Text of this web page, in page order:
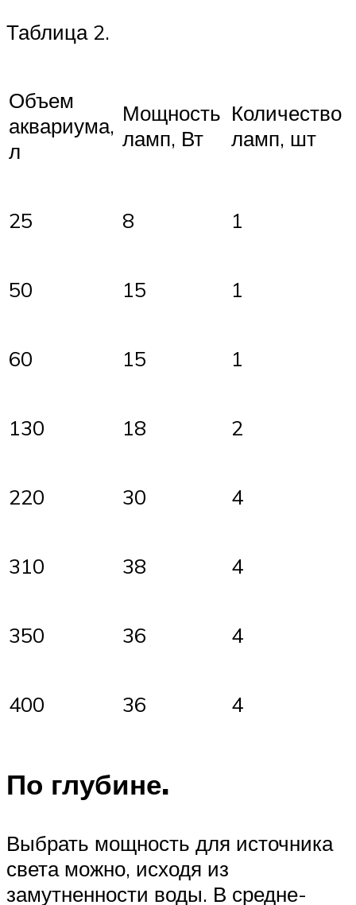
Таблица 2.
Объем
аквариума,
л
Мощность
ламп, Вт
Количество
ламп, шт
25 8 1
50 15 1
60 15 1
130 18 2
220 30 4
310 38 4
350 36 4
400 36 4
По глубине.
Выбрать мощность для источника
света можно, исходя из
замутненности воды. В средне-